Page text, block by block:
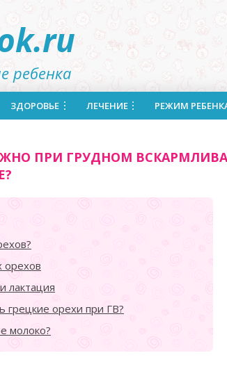
ребенка
ЗДОРОВЬЕ ЛЕЧЕНИЕ РЕЖИМ
ПРИ ГРУДНОМ
орехов
лактация
грецкие орехи при ГВ?
молоко?